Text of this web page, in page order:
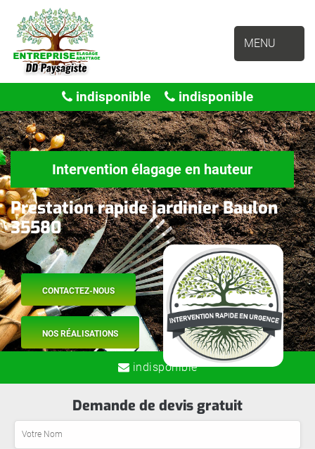
MENU
indisponible indisponible
Intervention élagage en hauteur
Prestation rapide jardinier Baulon
35580
CONTACTEZ-NOUS
NOS RÉALISATIONS
indisponible
Demande de devis gratuit